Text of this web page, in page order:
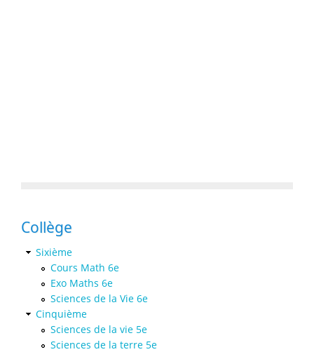
Collège
Sixième
Cours Math 6e
Exo Maths 6e
Sciences de la Vie 6e
Cinquième
Sciences de la vie 5e
Sciences de la terre 5e